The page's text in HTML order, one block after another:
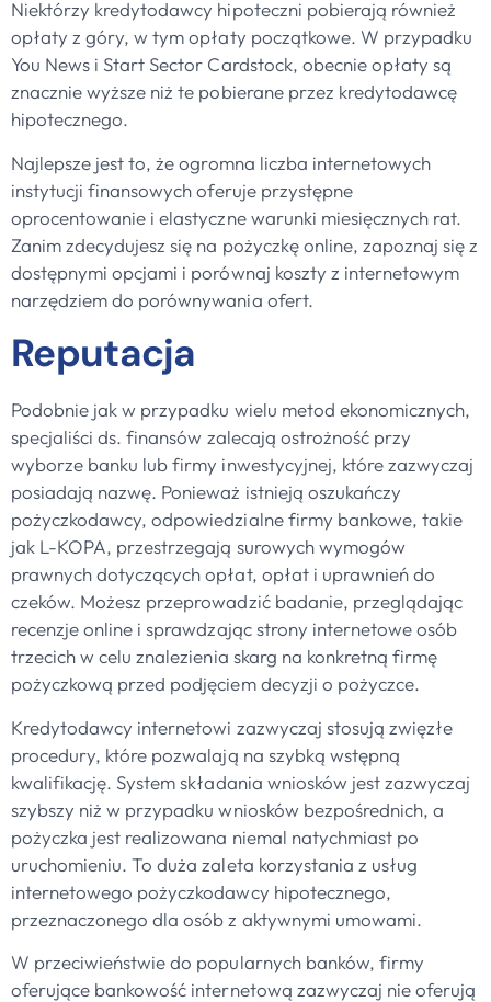
Niektórzy kredytodawcy hipoteczni pobierają również
opłaty z góry, w tym opłaty początkowe. W przypadku
You News i Start Sector Cardstock, obecnie opłaty są
znacznie wyższe niż te pobierane przez kredytodawcę
hipotecznego.
Najlepsze jest to, że ogromna liczba internetowych
instytucji finansowych oferuje przystępne
oprocentowanie i elastyczne warunki miesięcznych rat.
Zanim zdecydujesz się na pożyczkę online, zapoznaj się z
dostępnymi opcjami i porównaj koszty z internetowym
narzędziem do porównywania ofert.
Reputacja
Podobnie jak w przypadku wielu metod ekonomicznych,
specjaliści ds. finansów zalecają ostrożność przy
wyborze banku lub firmy inwestycyjnej, które zazwyczaj
posiadają nazwę. Ponieważ istnieją oszukańczy
pożyczkodawcy, odpowiedzialne firmy bankowe, takie
jak L-KOPA, przestrzegają surowych wymogów
prawnych dotyczących opłat, opłat i uprawnień do
czeków. Możesz przeprowadzić badanie, przeglądając
recenzje online i sprawdzając strony internetowe osób
trzecich w celu znalezienia skarg na konkretną firmę
pożyczkową przed podjęciem decyzji o pożyczce.
Kredytodawcy internetowi zazwyczaj stosują zwięzłe
procedury, które pozwalają na szybką wstępną
kwalifikację. System składania wniosków jest zazwyczaj
szybszy niż w przypadku wniosków bezpośrednich, a
pożyczka jest realizowana niemal natychmiast po
uruchomieniu. To duża zaleta korzystania z usług
internetowego pożyczkodawcy hipotecznego,
przeznaczonego dla osób z aktywnymi umowami.
W przeciwieństwie do popularnych banków, firmy
oferujące bankowość internetową zazwyczaj nie oferują